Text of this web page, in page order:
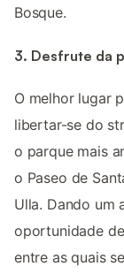
Bosque.
3. Desfrute da
O melhor lugar
libertar-se do
o parque mais
o Paseo de
Ulla. Dando um
oportunidade
entre as quais